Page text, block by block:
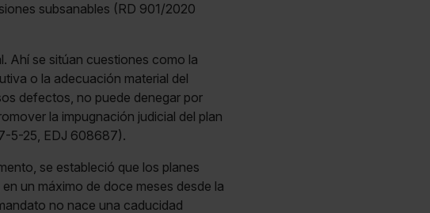
subsanables (RD 901/2020
Ahí se sitúan cuestiones como la
o la adecuación material del
defectos, no puede denegar por
la impugnación judicial del plan
5-25, EDJ 608687).
se estableció que los planes
un máximo de doce meses desde la
no nace una caducidad